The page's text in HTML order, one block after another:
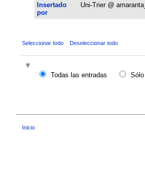
Insertado
por
Uni-Trier @
Seleccionar todo Deseleccionar todo
Todas las entradas
Inicio